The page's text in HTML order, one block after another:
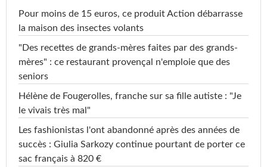
Pour moins de 15 euros, ce produit Action débarrasse
la maison des insectes volants
"Des recettes de grands-mères faites par des grands-
mères" : ce restaurant provençal n'emploie que des
seniors
Hélène de Fougerolles, franche sur sa fille autiste : "Je
le vivais très mal"
Les fashionistas l'ont abandonné après des années de
succès : Giulia Sarkozy continue pourtant de porter ce
sac français à 820 €